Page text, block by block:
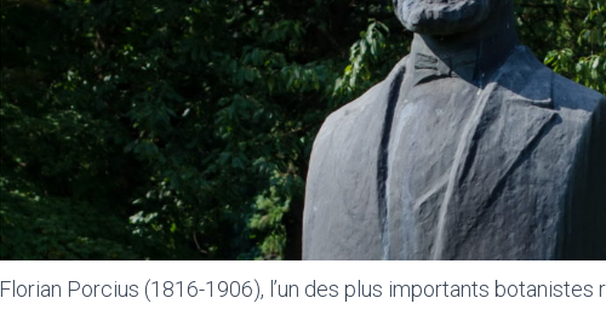
Florian Porcius (1816-1906), l’un des plus importants botanistes